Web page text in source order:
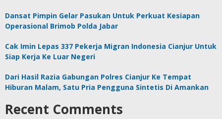
Dansat Pimpin Gelar Pasukan Untuk Perkuat Kesiapan
Operasional Brimob Polda Jabar
Cak Imin Lepas 337 Pekerja Migran Indonesia Cianjur Untuk
Siap Kerja Ke Luar Negeri
Dari Hasil Razia Gabungan Polres Cianjur Ke Tempat
Hiburan Malam, Satu Pria Pengguna Sintetis Di Amankan
Recent Comments